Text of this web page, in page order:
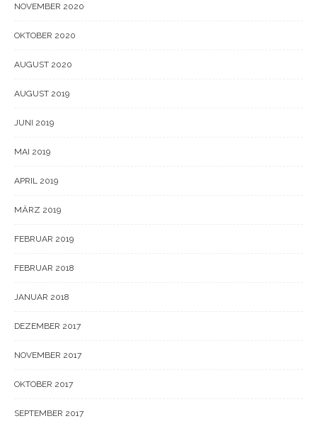
NOVEMBER 2020
OKTOBER 2020
AUGUST 2020
AUGUST 2019
JUNI 2019
MAI 2019
APRIL 2019
MÄRZ 2019
FEBRUAR 2019
FEBRUAR 2018
JANUAR 2018
DEZEMBER 2017
NOVEMBER 2017
OKTOBER 2017
SEPTEMBER 2017